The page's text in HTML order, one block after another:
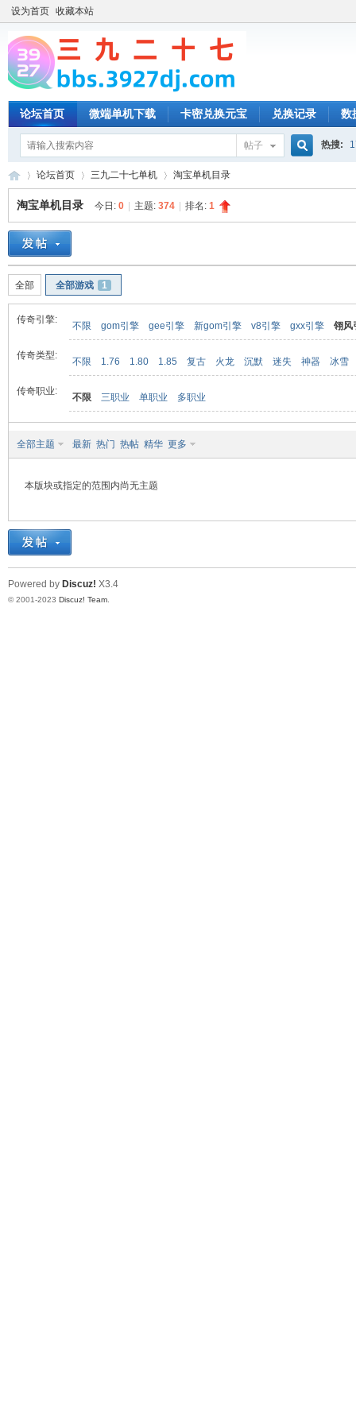
设为首页 收藏本站
论坛首页 微端单机下载 卡密兑换元宝 兑换记录 数
帖子 热搜:
»
论坛首页 三九二十七单机 淘宝单机目录
淘宝单机目录 今日: 0 主题: 374 排名: 1
全部 全部游戏 1
传奇引擎:
不限 gom引擎 gee引擎 新gom引擎 v8引擎 gxx引擎 翎风
传奇类型:
不限 1.76 1.80 1.85 复古 火龙 沉默 迷失 神器 冰雪
传奇职业:
不限 三职业 单职业 多职业
全部主题 最新 热门 热帖 精华 更多
本版块或指定的范围内尚无主题
Powered by Discuz! X3.4
© 2001-2023 Discuz! Team.